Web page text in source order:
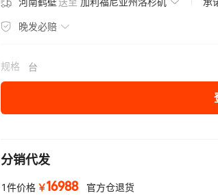
晚发必赔
规格 台
分销代发
1件价格 ￥16988 官方仓退货